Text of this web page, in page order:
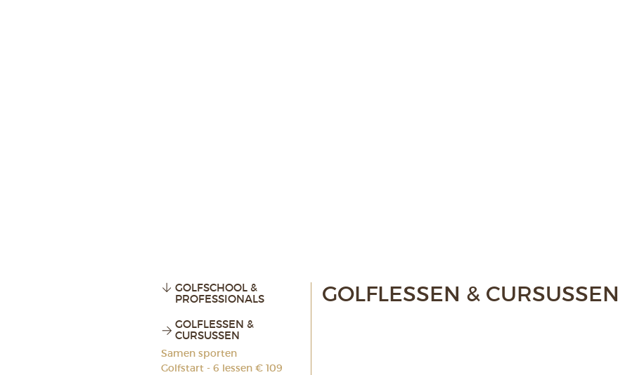
GOLFSCHOOL &
PROFESSIONALS
GOLFLESSEN &
CURSUSSEN
Samen sporten
Golfstart - 6 lessen € 109
GOLFLESSEN & CURSUSSEN